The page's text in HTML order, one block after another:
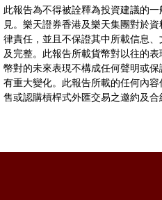
此報告為不得被詮釋為投資建議的
見。樂天證券香港及樂天集團對於
律責任，並且不保證其中所載信息
及完整。此報告所載貨幣對以往的
幣對的未來表現不構成任何聲明或
有重大變化。此報告所載的任何內
售或認購槓桿式外匯交易之邀約及合